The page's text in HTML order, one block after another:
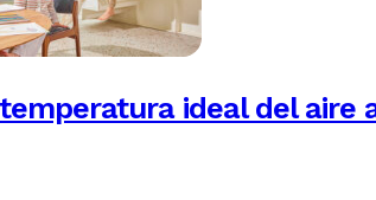
ideal del aire